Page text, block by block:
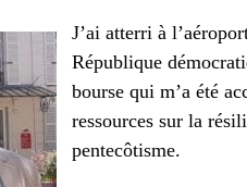
J’ai atterri à
République
bourse qui m’a été
ressources sur la
pentecôtisme.